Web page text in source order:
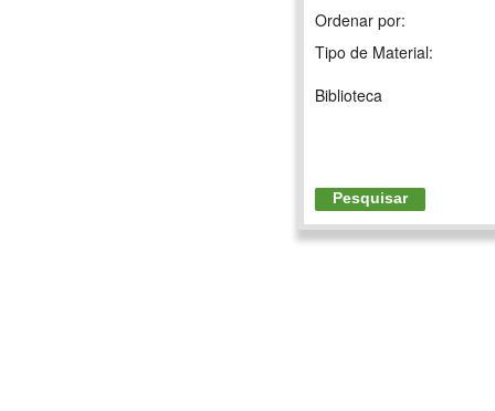
Ordenar por:
Tipo de Material:
Biblioteca
Pesquisar